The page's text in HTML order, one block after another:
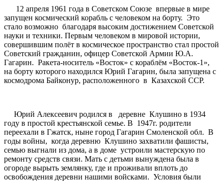
12 апреля 1961 года в Советском Союзе впервые в мире
запущен космический корабль с человеком на борту. Это
стало возможно благодаря высоким достижением Советской
науки и техники. Первым человеком в мировой истории,
совершившим полёт в космическое пространство стал простой
Советский гражданин, офицер Советской Армии Ю.А.
Гагарин. Ракета-носитель «Восток» с кораблём «Восток-1»,
на борту которого находился Юрий Гагарин, была запущена с
космодрома Байконур, расположенного в Казахской ССР.
Юрий Алексеевич родился в деревне Клушино в 1934
году в простой крестьянской семье. В 1947г. родители
переехали в Гжатск, ныне город Гагарин Смоленской обл. В
годы войны, когда деревню Клушино захватили фашисты,
семью выгнали из дома, а в доме устроили мастерскую по
ремонту средств связи. Мать с детьми вынуждена была в
огороде вырыть землянку, где и проживали вплоть до
освобождения деревни нашими войсками. Условия были